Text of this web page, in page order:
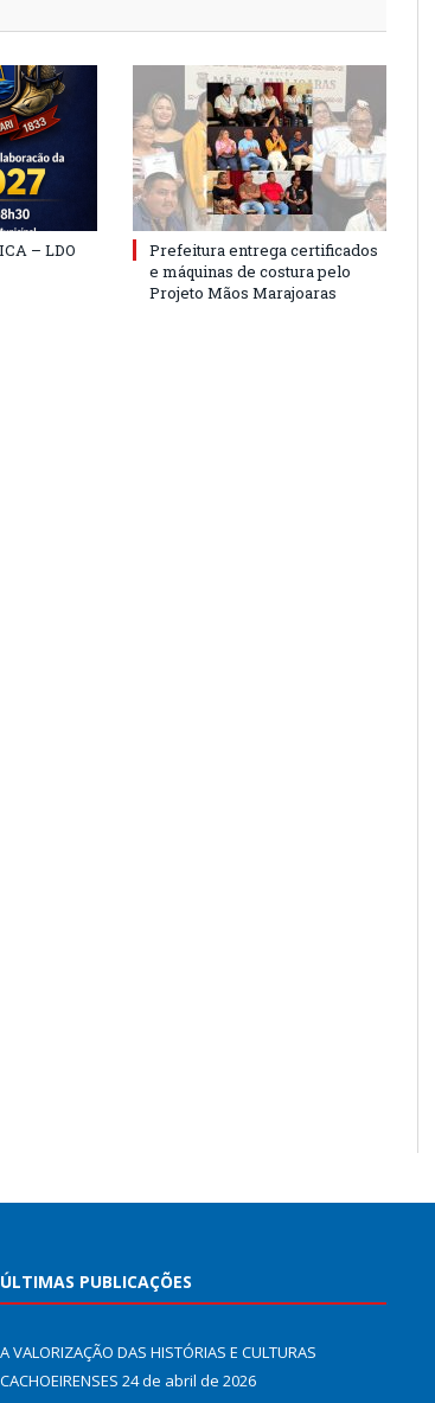
– LDO
Prefeitura entrega certificados
e máquinas de costura pelo
Projeto Mãos Marajoaras
ÚLTIMAS PUBLICAÇÕES
A VALORIZAÇÃO DAS HISTÓRIAS E CULTURAS
CACHOEIRENSES 24 de abril de 2026